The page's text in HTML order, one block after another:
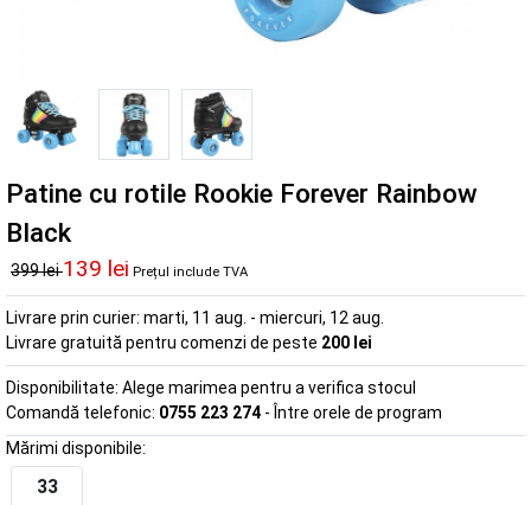
Patine cu rotile Rookie Forever Rainbow
Black
399 lei139 lei Prețul include TVA
Livrare prin curier: marti, 11 aug. - miercuri, 12 aug.
Livrare gratuită pentru comenzi de peste 200 lei
Disponibilitate: Alege marimea pentru a verifica stocul
Comandă telefonic: 0755 223 274 - Între orele de program
Mărimi disponibile:
33